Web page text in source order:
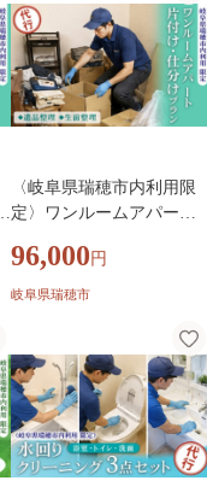
〈岐阜県瑞穂市内利用限
定〉ワンルームアパート
（遺品整理・生前整理）|
片付け 遺品整理 生前整理
ス 空き家 ワンルーム アパ
ート岐阜 瑞穂市
96,000 円
岐阜県瑞穂市